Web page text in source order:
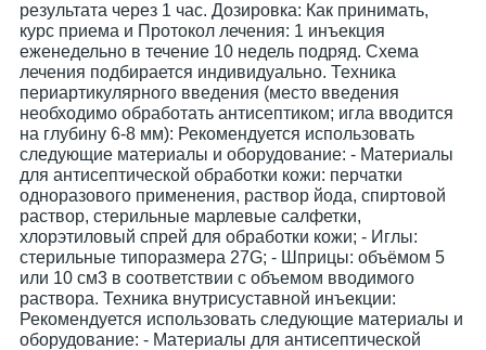
результата через 1 час. Дозировка: Как принимать,
курс приема и Протокол лечения: 1 инъекция
еженедельно в течение 10 недель подряд. Схема
лечения подбирается индивидуально. Техника
периартикулярного введения (место введения
необходимо обработать антисептиком; игла вводится
на глубину 6-8 мм): Рекомендуется использовать
следующие материалы и оборудование: - Материалы
для антисептической обработки кожи: перчатки
одноразового применения, раствор йода, спиртовой
раствор, стерильные марлевые салфетки,
хлорэтиловый спрей для обработки кожи; - Иглы:
стерильные типоразмера 27G; - Шприцы: объёмом 5
или 10 см3 в соответствии с объемом вводимого
раствора. Техника внутрисуставной инъекции:
Рекомендуется использовать следующие материалы и
оборудование: - Материалы для антисептической